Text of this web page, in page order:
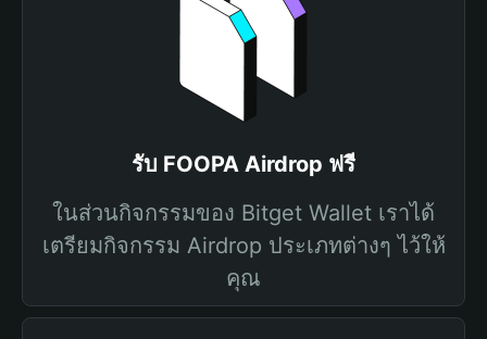
รับ FOOPA Airdrop ฟรี
ในส่วนกิจกรรมของ Bitget Wallet เราได้
เตรียมกิจกรรม Airdrop ประเภทต่างๆ ไว้ให้
คุณ